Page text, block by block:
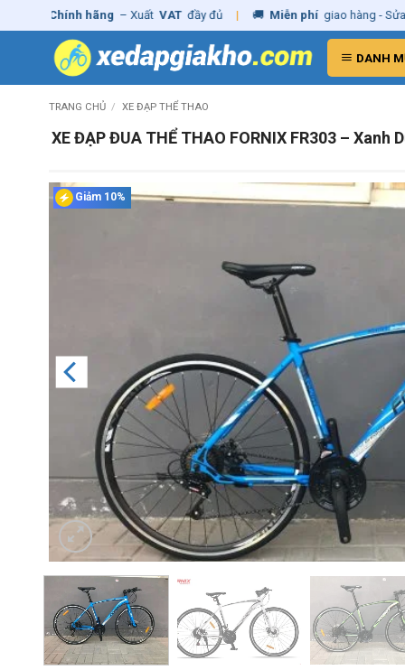
to
Chính hãng – Xuất VAT đầy đủ | 🚚 Miễn phí giao hàng - Sửa Chữa
DANH
TRANG CHỦ / XE ĐẠP THỂ THAO
XE ĐẠP ĐUA THỂ THAO FORNIX FR303 – Xanh
Giảm 10%